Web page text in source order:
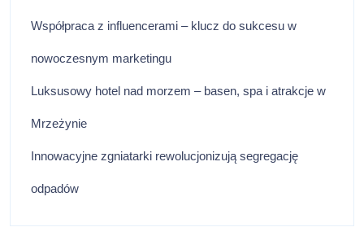
Współpraca z influencerami – klucz do sukcesu w
nowoczesnym marketingu
Luksusowy hotel nad morzem – basen, spa i atrakcje w
Mrzeżynie
Innowacyjne zgniatarki rewolucjonizują segregację
odpadów